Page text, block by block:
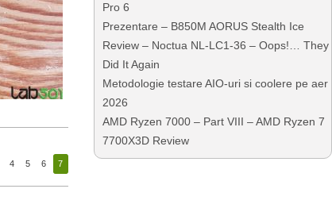
4 5 6 7
Pro 6
Prezentare – B850M AORUS Stealth Ice
Review – Noctua NL-LC1-36 – Oops!… They
Did It Again
Metodologie testare AIO-uri si coolere pe aer
2026
AMD Ryzen 7000 – Part VIII – AMD Ryzen 7
7700X3D Review